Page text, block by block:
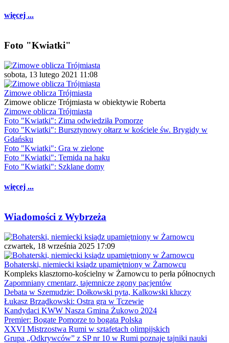
więcej ...
Foto "Kwiatki"
sobota, 13 lutego 2021 11:08
Zimowe oblicza Trójmiasta
Zimowe oblicze Trójmiasta w obiektywie Roberta
Zimowe oblicza Trójmiasta
Foto "Kwiatki": Zima odwiedziła Pomorze
Foto "Kwiatki": Bursztynowy ołtarz w kościele św. Brygidy w
Gdańsku
Foto "Kwiatki": Gra w zielone
Foto "Kwiatki": Temida na haku
Foto "Kwiatki": Szklane domy
więcej ...
Wiadomości z Wybrzeża
czwartek, 18 września 2025 17:09
Bohaterski, niemiecki ksiądz upamiętniony w Żarnowcu
Kompleks klasztorno-kościelny w Żarnowcu to perła północnych
Zapomniany cmentarz, tajemnicze zgony pacjentów
Debata w Szemudzie: Dołkowski pyta, Kalkowski kluczy
Łukasz Brządkowski: Ostra gra w Tczewie
Kandydaci KWW Nasza Gmina Żukowo 2024
Premier: Bogate Pomorze to bogata Polska
XXVI Mistrzostwa Rumi w sztafetach olimpijskich
Grupa „Odkrywców” z SP nr 10 w Rumi poznaje tajniki nauki